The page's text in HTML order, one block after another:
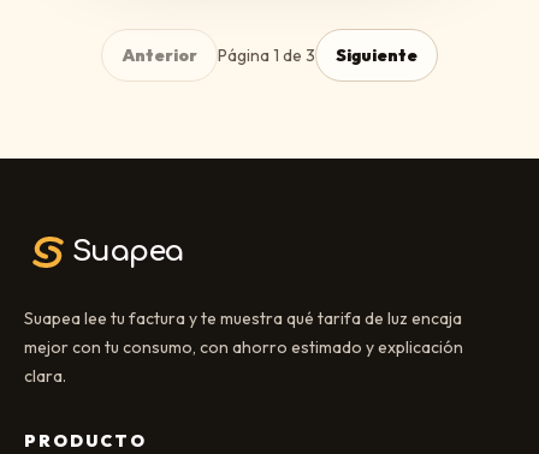
Anterior Página 1 de 3 Siguiente
Suapea
Suapea lee tu factura y te muestra qué tarifa de luz encaja
mejor con tu consumo, con ahorro estimado y explicación
clara.
PRODUCTO